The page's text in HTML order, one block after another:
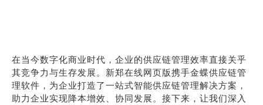
在当今数字化商业时代，企业的供应链管理效率直接关乎
其竞争力与生存发展。新郑在线网页版携手金蝶供应链管
理软件，为企业打造了一站式智能供应链管理解决方案，
助力企业实现降本增效、协同发展。接下来，让我们深入